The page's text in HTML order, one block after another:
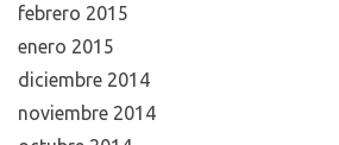
febrero 2015
enero 2015
diciembre 2014
noviembre 2014